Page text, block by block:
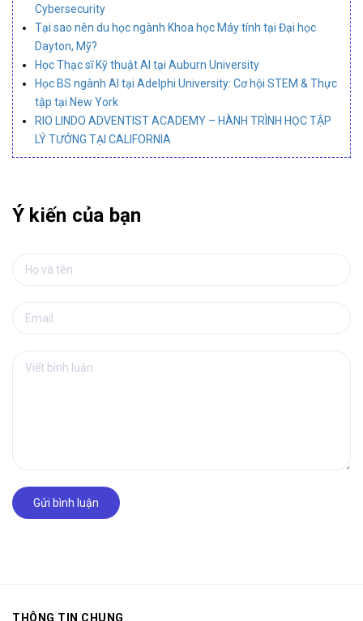
Cybersecurity
Tại sao nên du học ngành Khoa học Máy tính tại Đại học
Dayton, Mỹ?
Học Thạc sĩ Kỹ thuật AI tại Auburn University
Học BS ngành AI tại Adelphi University: Cơ hội STEM & Thực
tập tại New York
RIO LINDO ADVENTIST ACADEMY – HÀNH TRÌNH HỌC TẬP
LÝ TƯỞNG TẠI CALIFORNIA
Ý kiến của bạn
Gửi bình luận
THÔNG TIN CHUNG